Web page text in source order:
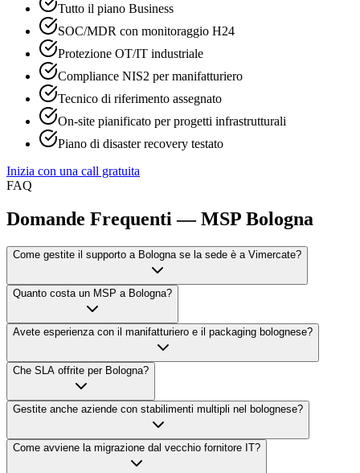
Tutto il piano Business
SOC/MDR con monitoraggio H24
Protezione OT/IT industriale
Compliance NIS2 per manifatturiero
Tecnico di riferimento assegnato
On-site pianificato per progetti infrastrutturali
Piano di disaster recovery testato
Inizia con una call gratuita
FAQ
Domande Frequenti — MSP Bologna
Come gestite il supporto a Bologna se la sede è a Vimercate?
Quanto costa un MSP a Bologna?
Avete esperienza con il manifatturiero e il packaging bolognese?
Che SLA offrite per Bologna?
Gestite anche aziende con stabilimenti multipli nel bolognese?
Come avviene la migrazione dal vecchio fornitore IT?